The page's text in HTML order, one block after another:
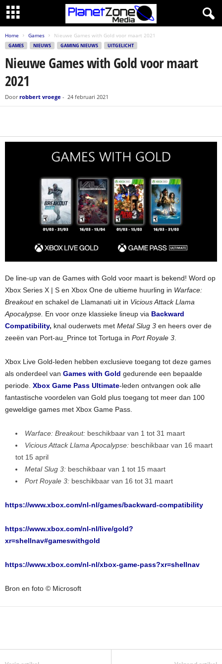
Home Games Nieuwe Games with Gold voor maart 2021
GAMES NIEUWS GAMING NIEUWS UITGELICHT
Nieuwe Games with Gold voor maart
2021
Door robbert vroege - 24 februari 2021
De line-up van de Games with Gold voor maart is bekend! Word op
Xbox Series X | S en Xbox One de ultieme huurling in Warface:
Breakouten schakel de Llamanati uit in Vicious Attack Llama
Apocalypse. En voor onze klassieke lineup via Backward
Compatibility, knal ouderwets met Metal Slug 3 en heers over de
zeeën van Port-au_Prince tot Tortuga in Port Royale 3
Xbox Live Gold-leden hebben exclusieve toegang tot deze games
als onderdeel van Games with Gold gedurende een bepaalde
periode. Xbox Game Pass Ultimate-leden ontvangen ook alle
fantastische voordelen van Gold plus toegang tot meer dan 100
geweldige games met Xbox Game Pass.
Warface: Breakout: beschikbaar van 1 tot 31 maart
Vicious Attack Llama Apocalypse: beschikbaar van 16 maart
tot 15 april
Metal Slug 3: beschikbaar van 1 tot 15 maart
Port Royale 3: beschikbaar van 16 tot 31 maart
https://www.xbox.com/nl-nl/games/backward-compatibility
https://www.xbox.com/nl-nl/live/gold?
xr=shellnav#gameswithgold
https://www.xbox.com/nl-nl/xbox-game-pass?xr=shellnav
Bron en foto © Microsoft